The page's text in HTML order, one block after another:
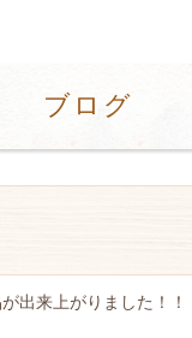
ブログ
出来上がりました！！